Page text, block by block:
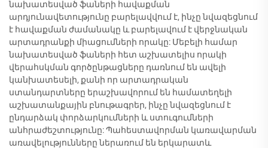
նախատեսված ֆաների հավաքման
արդյունավետությունը բարելավվում է, ինչը նվազեցնում
է հավաքման ժամանակը և բարելավում է վերջնական
արտադրանքի միացումների որակը: Մեբելի համար
նախատեսված ֆաների հետ աշխատելիս որակի
վերահսկման գործընթացները դառնում են ավելի
կանխատեսելի, քանի որ արտադրական
ստանդարտները երաշխավորում են համատեղելի
աշխատանքային բնութագրեր, ինչը նվազեցնում է
ընդարձակ փորձարկումների և ստուգումների
անհրաժեշտությունը: Պահեստավորման կառավարման
առավելությունները ներառում են երկարատև